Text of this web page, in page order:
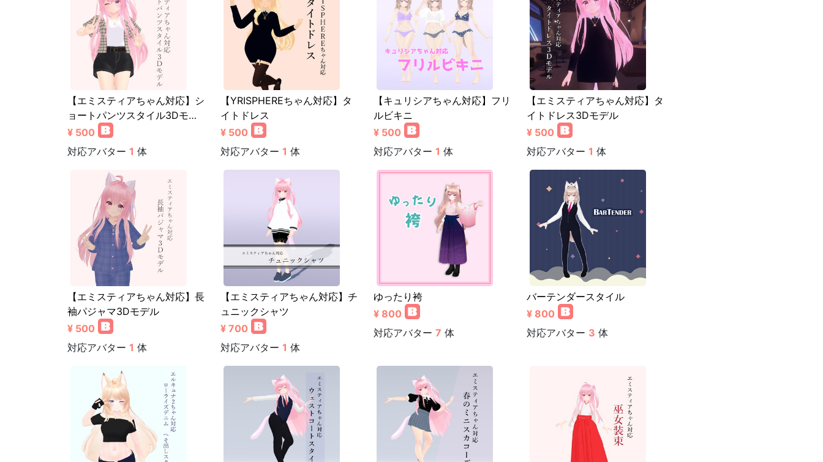
【エミスティアちゃん対応】シ
ョートパンツスタイル3Dモ…
¥ 500
対応アバター 1 体
【YRISPHEREちゃん対応】タ
イトドレス
¥ 500
対応アバター 1 体
【キュリシアちゃん対応】フリ
ルビキニ
¥ 500
対応アバター 1 体
【エミスティアちゃん対応】タ
イトドレス3Dモデル
¥ 500
対応アバター 1 体
【エミスティアちゃん対応】長
袖パジャマ3Dモデル
¥ 500
対応アバター 1 体
【エミスティアちゃん対応】チ
ュニックシャツ
¥ 700
対応アバター 1 体
ゆったり袴
¥ 800
対応アバター 7 体
バーテンダースタイル
¥ 800
対応アバター 3 体